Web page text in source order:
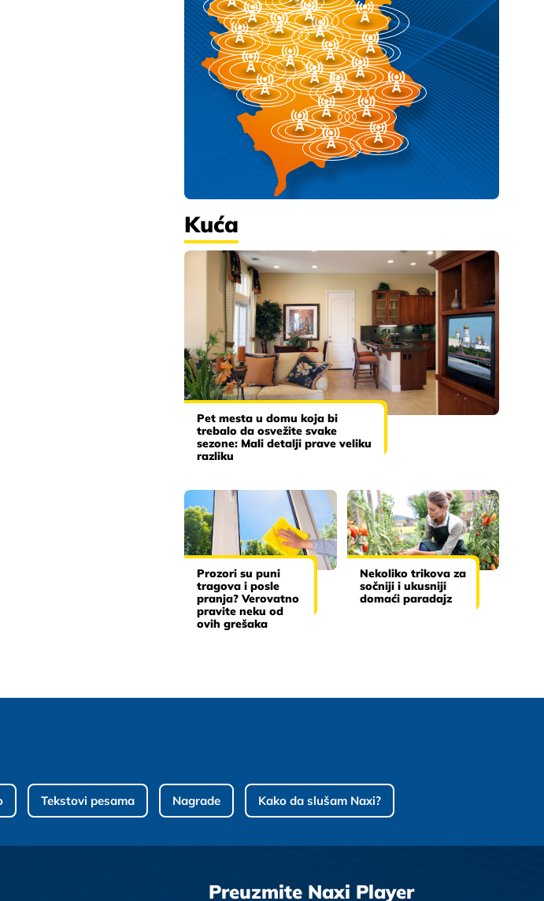
Kuća
Pet mesta u domu koja bi
trebalo da osvežite svake
sezone: Mali detalji prave veliku
razliku
Prozori su puni
tragova i posle
pranja? Verovatno
pravite neku od
ovih grešaka
Nekoliko trikova za
sočniji i ukusniji
domaći paradajz
Tekstovi pesama Nagrade Kako da slušam Naxi?
Preuzmite Naxi Player